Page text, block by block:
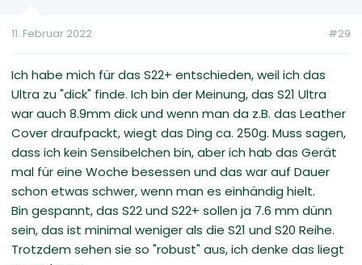
11. Februar 2022 #29
Ich habe mich für das S22+ entschieden, weil ich das
Ultra zu "dick" finde. Ich bin der Meinung, das S21 Ultra
war auch 8.9mm dick und wenn man da z.B. das Leather
Cover draufpackt, wiegt das Ding ca. 250g. Muss sagen,
dass ich kein Sensibelchen bin, aber ich hab das Gerät
mal für eine Woche besessen und das war auf Dauer
schon etwas schwer, wenn man es einhändig hielt.
Bin gespannt, das S22 und S22+ sollen ja 7.6 mm dünn
sein, das ist minimal weniger als die S21 und S20 Reihe.
Trotzdem sehen sie so "robust" aus, ich denke das liegt